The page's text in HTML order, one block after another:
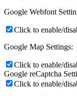
Google Webfont
Click to enable/
Google Map Settings:
Click to enable/
Google reCaptcha
Click to enable/